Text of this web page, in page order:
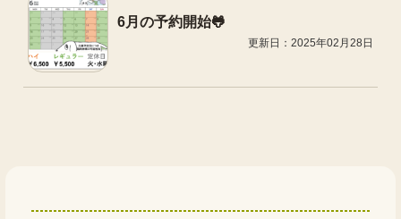
6月の予約開始🐸
更新日：2025年02月28日